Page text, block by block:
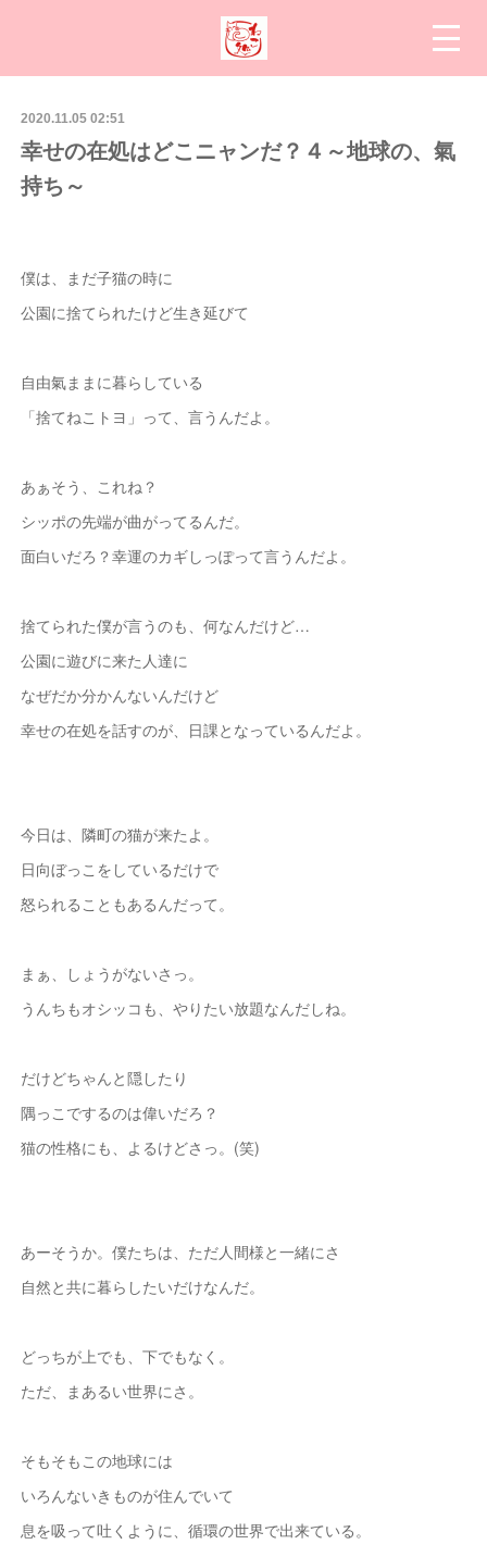
2020.11.05 02:51
幸せの在処はどこニャンだ？４～地球の、氣
持ち～
僕は、まだ子猫の時に
公園に捨てられたけど生き延びて
自由氣ままに暮らしている
「捨てねこトヨ」って、言うんだよ。
あぁそう、これね？
シッポの先端が曲がってるんだ。
面白いだろ？幸運のカギしっぽって言うんだよ。
捨てられた僕が言うのも、何なんだけど…
公園に遊びに来た人達に
なぜだか分かんないんだけど
幸せの在処を話すのが、日課となっているんだよ。
今日は、隣町の猫が来たよ。
日向ぼっこをしているだけで
怒られることもあるんだって。
まぁ、しょうがないさっ。
うんちもオシッコも、やりたい放題なんだしね。
だけどちゃんと隠したり
隅っこでするのは偉いだろ？
猫の性格にも、よるけどさっ。(笑)
あーそうか。僕たちは、ただ人間様と一緒にさ
自然と共に暮らしたいだけなんだ。
どっちが上でも、下でもなく。
ただ、まあるい世界にさ。
そもそもこの地球には
いろんないきものが住んでいて
息を吸って吐くように、循環の世界で出来ている。